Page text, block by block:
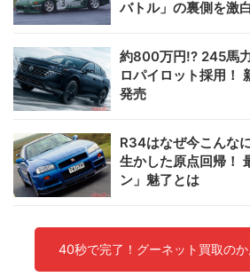
バトル」の裏側を激
約800万円!? 245馬
ロパイロット採用！
発売
R34はなぜ今こんな
生かした原点回帰！
ン」魅了とは
40秒で完了！グーネット買取の